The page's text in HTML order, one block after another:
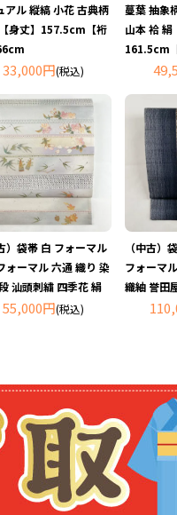
アル 縦縞 小花 古典柄
身丈】157.5cm【裄
33,000円(税込)
蔓葉 抽象
山本 袷 絹
161.5cm
）袋帯 白 フォーマル
ォーマル 六通 織り 染
汕頭刺繍 四季花 絹
55,000円(税込)
（中古）
フォーマ
織紬 誉田